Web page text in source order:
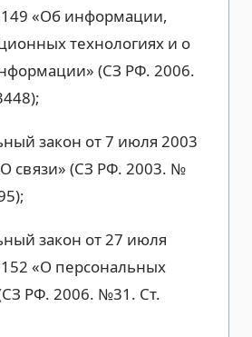
«Об информации,
технологиях и о
(СЗ РФ. 2006.
закон от 7 июля 2003
связи» (СЗ РФ. 2003. №
закон от 27 июля
«О персональных
РФ. 2006. №31. Ст.